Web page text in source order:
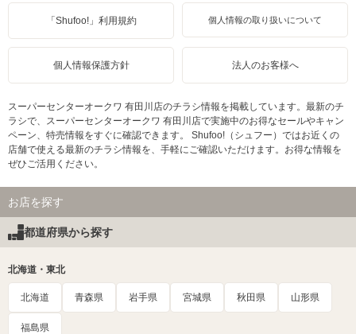
「Shufoo!」利用規約 個人情報の取り扱いについて
個人情報保護方針 法人のお客様へ
スーパーセンターオークワ 有田川店のチラシ情報を掲載しています。最新のチ
ラシで、スーパーセンターオークワ 有田川店で実施中のお得なセールやキャン
ペーン、特売情報をすぐに確認できます。 Shufoo!（シュフー）ではお近くの
店舗で使える最新のチラシ情報を、手軽にご確認いただけます。お得な情報を
ぜひご活用ください。
お店を探す
都道府県から探す
北海道・東北
北海道 青森県 岩手県 宮城県 秋田県 山形県
福島県